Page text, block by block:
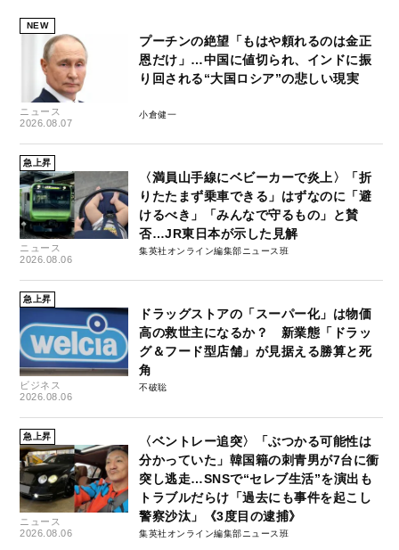
NEW
ニュース
2026.08.07
プーチンの絶望「もはや頼れるのは金正
恩だけ」…中国に値切られ、インドに振
り回される“大国ロシア”の悲しい現実
小倉健一
急上昇
ニュース
2026.08.06
〈満員山手線にベビーカーで炎上〉「折
りたたまず乗車できる」はずなのに「避
けるべき」「みんなで守るもの」と賛
否…JR東日本が示した見解
集英社オンライン編集部ニュース班
急上昇
ビジネス
2026.08.06
ドラッグストアの「スーパー化」は物価
高の救世主になるか？ 新業態「ドラッ
グ＆フード型店舗」が見据える勝算と死
角
不破聡
急上昇
ニュース
2026.08.06
〈ベントレー追突〉「ぶつかる可能性は
分かっていた」韓国籍の刺青男が7台に衝
突し逃走…SNSで“セレブ生活”を演出も
トラブルだらけ「過去にも事件を起こし
警察沙汰」《3度目の逮捕》
集英社オンライン編集部ニュース班